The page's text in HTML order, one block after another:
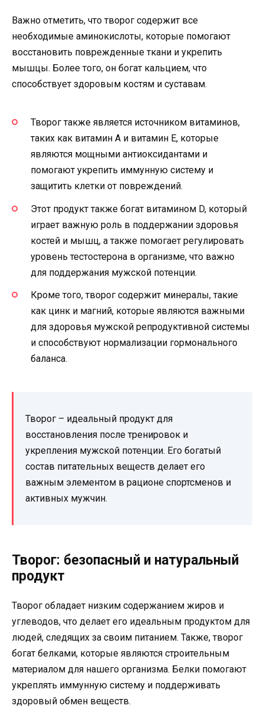
Важно отметить, что творог содержит все
необходимые аминокислоты, которые помогают
восстановить поврежденные ткани и укрепить
мышцы. Более того, он богат кальцием, что
способствует здоровым костям и суставам.
Творог также является источником витаминов,
таких как витамин А и витамин Е, которые
являются мощными антиоксидантами и
помогают укрепить иммунную систему и
защитить клетки от повреждений.
Этот продукт также богат витамином D, который
играет важную роль в поддержании здоровья
костей и мышц, а также помогает регулировать
уровень тестостерона в организме, что важно
для поддержания мужской потенции.
Кроме того, творог содержит минералы, такие
как цинк и магний, которые являются важными
для здоровья мужской репродуктивной системы
и способствуют нормализации гормонального
баланса.
Творог – идеальный продукт для
восстановления после тренировок и
укрепления мужской потенции. Его богатый
состав питательных веществ делает его
важным элементом в рационе спортсменов и
активных мужчин.
Творог: безопасный и натуральный
продукт
Творог обладает низким содержанием жиров и
углеводов, что делает его идеальным продуктом для
людей, следящих за своим питанием. Также, творог
богат белками, которые являются строительным
материалом для нашего организма. Белки помогают
укреплять иммунную систему и поддерживать
здоровый обмен веществ.